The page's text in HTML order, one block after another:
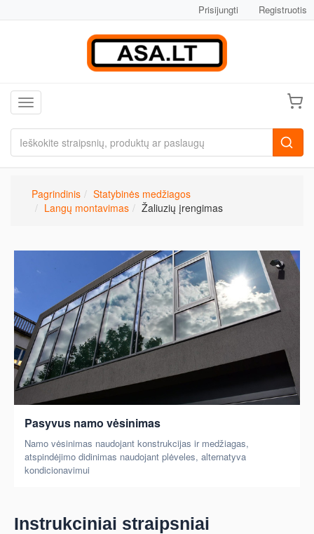
Prisijungti Registruotis
Toggle navigation
Pagrindinis
Statybinės medžiagos
Langų montavimas
Žaliuzių įrengimas
Pasyvus namo vėsinimas
Namo vėsinimas naudojant konstrukcijas ir medžiagas,
atspindėjimo didinimas naudojant plėveles, alternatyva
kondicionavimui
Instrukciniai straipsniai